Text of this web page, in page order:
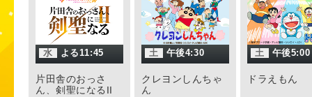
水 よる11:45
片田舎のおっさ
ん、剣聖になるII
土 午後4:30
クレヨンしんちゃ
ん
土 午後5:00
ドラえもん